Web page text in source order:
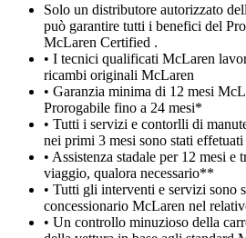
Solo un distributore autorizzato
può garantire tutti i benefici del
McLaren Certified .
• I tecnici qualificati McLaren
ricambi originali McLaren
• Garanzia minima di 12 mesi
Prorogabile fino a 24 mesi*
• Tutti i servizi e contorlli di
nei primi 3 mesi sono stati
• Assistenza stadale per 12 mesi e
viaggio, qualora necessario**
• Tutti gli interventi e servizi sono
concessionario McLaren nel
• Un controllo minuzioso della